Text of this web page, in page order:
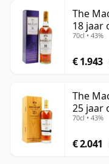
The
18 jaar
70cl • 43%
€ 1.943
The
25 jaar
70cl • 43%
€ 2.041